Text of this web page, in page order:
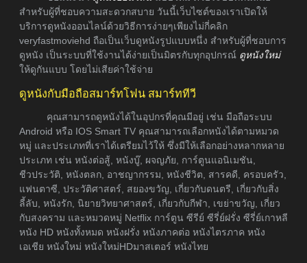
สำหรับผู้ที่ชอบความสะดวกสบาย วันนี้เว็บไซต์ของเราเปิดให้
บริการดูหนังออนไลน์ด้วยวิธีการง่ายๆเพียงไม่กี่คลิก
veryfastmoviehd ถือเป็นเว็บดูหนังรูปแบบหนึ่ง สำหรับผู้ที่ชอบการ
ดูหนัง เป็นระบบที่ใช้งานได้ง่ายเป็นมิตรกับทุกอุปกรณ์ ดูหนังใหม่
ให้ดูกันแบบ โดยไม่เสียค่าใช้จ่าย
ดูหนังกับมือถือสมาร์ทโฟน สมาร์ททีวี
คุณสามารถดูหนังได้ในอุปกรที่คุณมีอยู่ เช่น มือถือระบบ
Android หรือ IOS Smart TV คุณสามารถเลือกหนังได้ตามหมวด
หมู่ และประเภทที่เราได้เตรียมไว้ให้ ซึ่งมีให้เลือกอย่างหลากหลาย
ประเภท เช่น หนังต่อสู้, หนังบู๊, ผจญภัย, การ์ตูนแอนิเมชัน,
ชีวประวัติ, หนังตลก, อาชญากรรม, หนังชีวิต, สารคดี, ครอบครัว,
แฟนตาซี, ประวัติศาสตร์, สยองขวัญ, เกี่ยวกับดนตรี, เกี่ยวกับสิ่ง
ลี้ลับ, หนังรัก, นิยายวิทยาศาสตร์, เกี่ยวกับกีฬา, เขย่าขวัญ, เกี่ยว
กับสงคราม และหมวดหมู่ Netflix การ์ตูน ซีรีย์ ซีรี่ย์ฝรั่ง ซีรี่ย์เกาหลี
หนัง HD หนังทั้งหมด หนังฝรั่ง หนังภาคต่อ หนังไตรภาค หนัง
เอเชีย หนังใหม่ หนังใหม่HDมาสเตอร์ หนังไทย